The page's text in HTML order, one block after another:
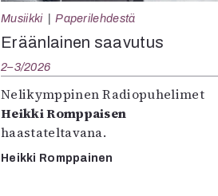
Musiikki Paperilehdestä
Eräänlainen saavutus
2–3/2026
Nelikymppinen Radiopuhelimet
Heikki Romppaisen
haastateltavana.
Heikki Romppainen